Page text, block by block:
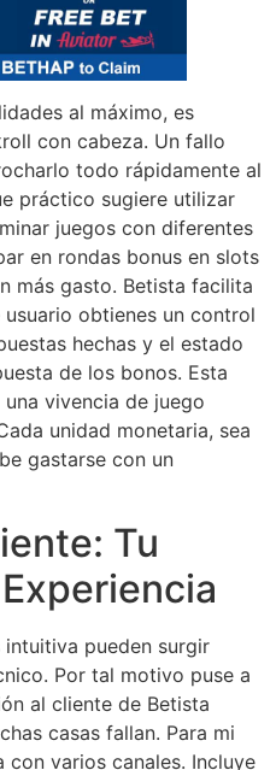
al máximo, es
con cabeza. Un fallo
todo rápidamente al
práctico sugiere utilizar
juegos con diferentes
en rondas bonus en slots
más gasto. Betista facilita
obtienes un control
hechas y el estado
de los bonos. Esta
vivencia de juego
unidad monetaria, sea
gastarse con un
Tu
pueden surgir
Por tal motivo puse a
al cliente de Betista
casas fallan. Para mi
con varios canales. Incluye